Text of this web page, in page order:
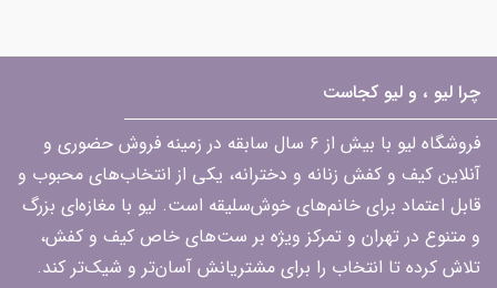
چرا لیو ، و لیو کجاست
فروشگاه لیو با بیش از ۶ سال سابقه در زمینه فروش حضوری و
آنلاین کیف و کفش زنانه و دخترانه، یکی از انتخاب‌های محبوب و
قابل اعتماد برای خانم‌های خوش‌سلیقه است. لیو با مغازه‌ای بزرگ
و متنوع در تهران و تمرکز ویژه بر ست‌های خاص کیف و کفش،
تلاش کرده تا انتخاب را برای مشتریانش آسان‌تر و شیک‌تر کند.